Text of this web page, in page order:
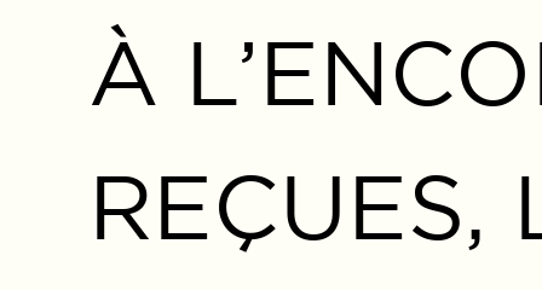
À
REÇUES,